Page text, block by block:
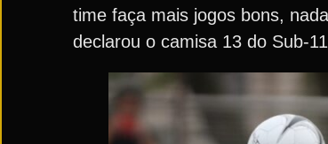
time faça mais jogos bons,
declarou o camisa 13 do Sub-